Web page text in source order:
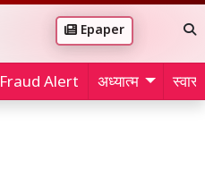
Epaper
Fraud Alert अध्यात्म